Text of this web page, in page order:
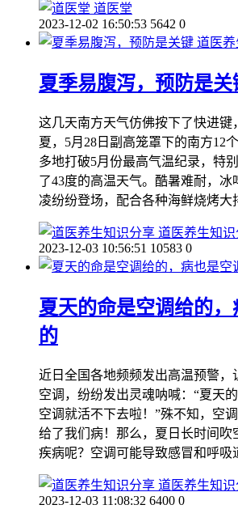
道医堂
2023-12-02 16:50:53 5642 0
道医养
夏季易腹泻，预防是关
这几天南方天气仿佛按下了快进键
夏，5月28日副高笼罩下的南方12
多地打破5月份最高气温纪录，特
了43度的高温天气。酷暑难耐，
凌纷纷登场，配合各种海鲜烧烤大
道医养生知
2023-12-03 10:56:51 10583 0
夏天的命是空调给的
的
近日全国各地频频发出高温预警，
空调，纷纷发出灵魂呐喊：“夏天
空调就活不下去啦！”殊不知，空
给了我们病！那么，夏日长时间吹
疾病呢？空调可能导致感冒和呼吸
道医养生知
2023-12-03 11:08:32 6400 0